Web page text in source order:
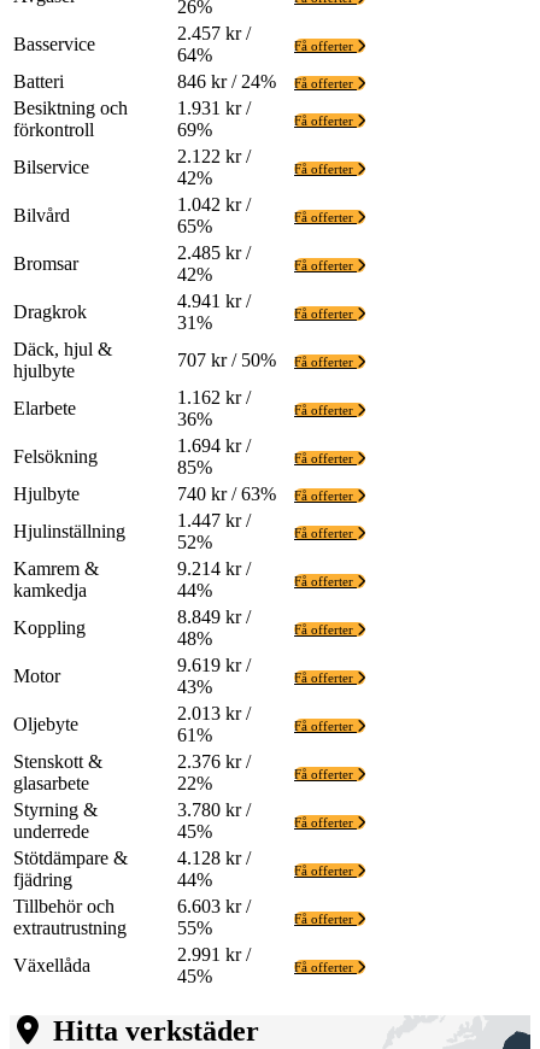
26%
Basservice
2.457 kr /
64%
Få offerter
Batteri 846 kr / 24% Få offerter
Besiktning och
förkontroll
1.931 kr /
69%
Få offerter
Bilservice
2.122 kr /
42%
Få offerter
Bilvård
1.042 kr /
65%
Få offerter
Bromsar
2.485 kr /
42%
Få offerter
Dragkrok
4.941 kr /
31%
Få offerter
Däck, hjul &
hjulbyte
707 kr / 50% Få offerter
Elarbete
1.162 kr /
36%
Få offerter
Felsökning
1.694 kr /
85%
Få offerter
Hjulbyte 740 kr / 63% Få offerter
Hjulinställning
1.447 kr /
52%
Få offerter
Kamrem &
kamkedja
9.214 kr /
44%
Få offerter
Koppling
8.849 kr /
48%
Få offerter
Motor
9.619 kr /
43%
Få offerter
Oljebyte
2.013 kr /
61%
Få offerter
Stenskott &
glasarbete
2.376 kr /
22%
Få offerter
Styrning &
underrede
3.780 kr /
45%
Få offerter
Stötdämpare &
fjädring
4.128 kr /
44%
Få offerter
Tillbehör och
extrautrustning
6.603 kr /
55%
Få offerter
Växellåda
2.991 kr /
45%
Få offerter
Hitta verkstäder